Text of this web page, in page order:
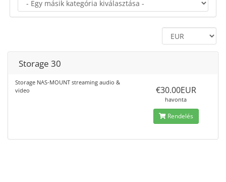
Storage 30
Storage NAS-MOUNT streaming audio &
video
€30.00EUR
havonta
Rendelés